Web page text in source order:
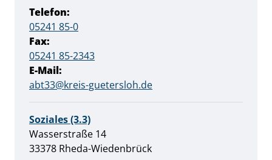
Telefon:
05241 85-0
Fax:
05241 85-2343
E-Mail:
abt33@kreis-guetersloh.de
Soziales (3.3)
Straße:
Wasserstraße Hausnummer:
14
PLZ:
33378 Ort:
Rheda-Wiedenbrück